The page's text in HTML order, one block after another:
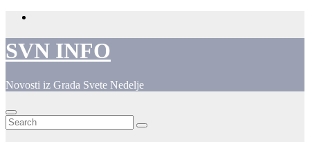
Skip
content
SVN INFO
Novosti iz Grada Svete Nedelje